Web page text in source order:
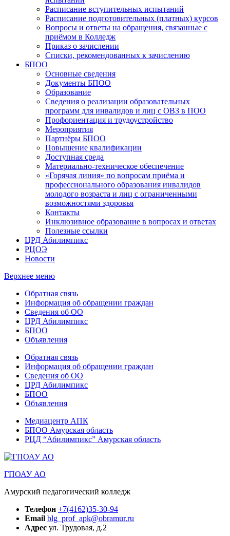
Расписание вступительных испытаний
Расписание подготовительных (платных) курсов
Вопросы и ответы на обращения, связанные с
приёмом в Колледж
Приказ о зачислении
Списки, рекомендованных к зачислению
БПОО
Основные сведения
Документы БПОО
Образование
Сведения о реализации образовательных
программ для инвалидов и лиц с ОВЗ в ПОО
Профориентация и трудоустройство
Мероприятия
Партнёры БПОО
Повышение квалификации
Доступная среда
Материально-техническое обеспечение
«Горячая линия» по вопросам приёма и
профессионального образования инвалидов
молодого возраста и лиц с ограниченными
возможностями здоровья
Контакты
Инклюзивное образование в вопросах и ответах
Полезные ссылки
ЦРД Абилимпикс
РЦОЭ
Новости
Верхнее меню
Обратная связь
Информация об обращении граждан
Сведения об ОО
ЦРД Абилимпикс
БПОО
Объявления
Обратная связь
Информация об обращении граждан
Сведения об ОО
ЦРД Абилимпикс
БПОО
Объявления
Медиацентр АПК
БПОО Амурская область
РЦД “Абилимпикс” Амурская область
ГПОАУ АО
Амурский педагогический колледж
Телефон +7(4162)35-30-94
Email blg_prof_apk@obramur.ru
Адрес ул. Трудовая, д.2